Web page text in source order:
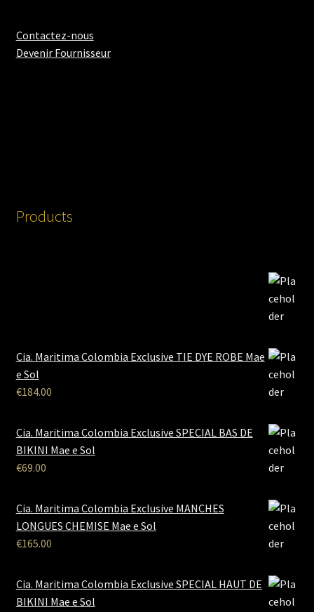
Contactez-nous
Devenir Fournisseur
Products
Cia. Maritima Colombia Exclusive TIE DYE ROBE Mae
e Sol
€184.00
Cia. Maritima Colombia Exclusive SPECIAL BAS DE
BIKINI Mae e Sol
€69.00
Cia. Maritima Colombia Exclusive MANCHES
LONGUES CHEMISE Mae e Sol
€165.00
Cia. Maritima Colombia Exclusive SPECIAL HAUT DE
BIKINI Mae e Sol